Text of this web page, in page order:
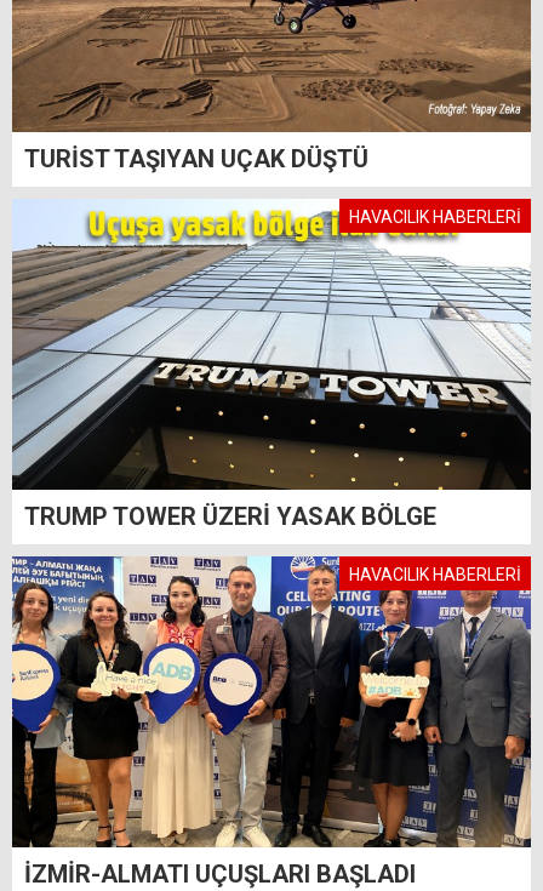
TURİST TAŞIYAN UÇAK DÜŞTÜ
HAVACILIK HABERLERİ
TRUMP TOWER ÜZERİ YASAK BÖLGE
HAVACILIK HABERLERİ
İZMİR-ALMATI UÇUŞLARI BAŞLADI